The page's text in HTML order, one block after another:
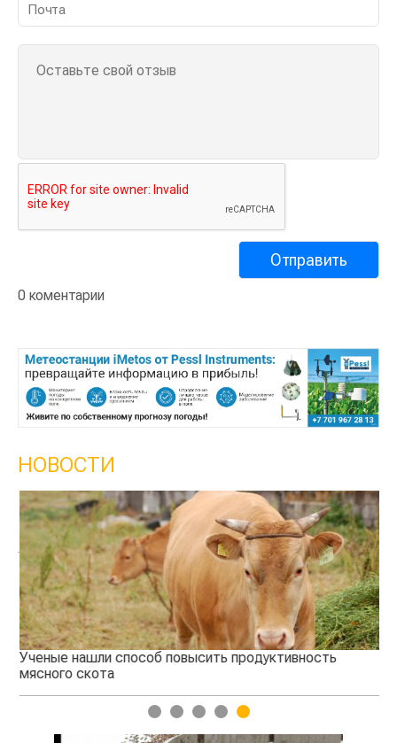
0 коментарии
НОВОСТИ
Ученые нашли способ повысить продуктивность
мясного скота
1 2 3 4 5